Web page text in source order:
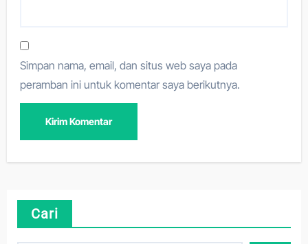
Simpan nama, email, dan situs web saya pada
peramban ini untuk komentar saya berikutnya.
Cari